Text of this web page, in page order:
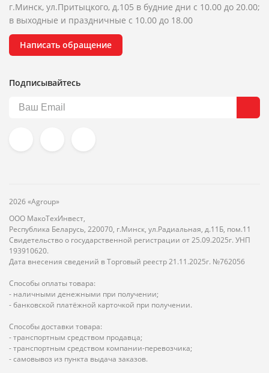
г.Минск, ул.Притыцкого, д.105 в будние дни с 10.00 до 20.00;
в выходные и праздничные с 10.00 до 18.00
Написать обращение
Подписывайтесь
2026 «Agroup»
ООО МакоТехИнвест,
Республика Беларусь, 220070, г.Минск, ул.Радиальная, д.11Б, пом.11
Свидетельство о государственной регистрации от 25.09.2025г. УНП
193910620.
Дата внесения сведений в Торговый реестр 21.11.2025г. №762056
Способы оплаты товара:
- наличными денежными при получении;
- банковской платёжной карточкой при получении.
Способы доставки товара:
- транспортным средством продавца;
- транспортным средством компании-перевозчика;
- самовывоз из пункта выдача заказов.